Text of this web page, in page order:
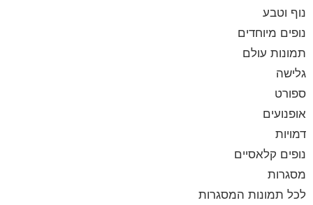
נוף וטבע
נופים מיוחדים
תמונות עולם
גלישה
ספורט
אופנועים
דמויות
נופים קלאסיים
מסגרות
לכל תמונות המסגרות